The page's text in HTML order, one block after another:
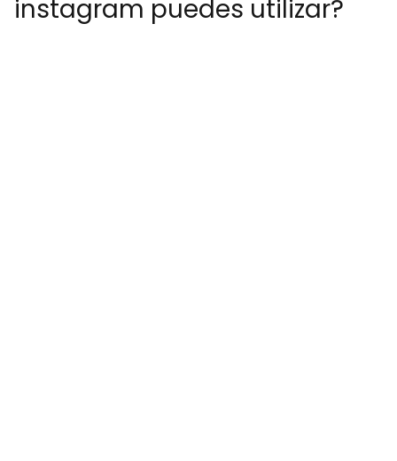
instagram puedes utilizar?